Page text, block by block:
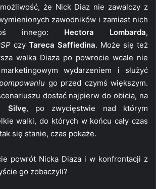
że Nick Diaz nie zawalczy z
zawodników i zamiast nich
innego: Hectora Lombarda,
czy Tareca Saffiedina. Może się też
walka Diaza po powrocie wcale nie
wydarzeniem i służyć
go przed czymś większym.
dostać najpierw do obicia, na
Silvę, po zwycięstwie nad którym
walki, do których w końcu cały czas
się stanie, czas pokaże.
powrót Nicka Diaza i w konfrontacji z
go zobaczyli?